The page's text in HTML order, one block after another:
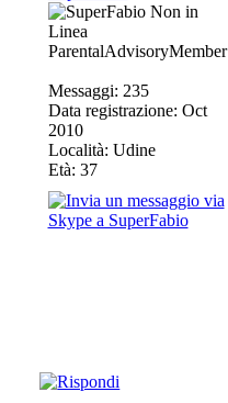
ParentalAdvisoryMember
Messaggi: 235
Data registrazione: Oct
2010
Località: Udine
Età: 37